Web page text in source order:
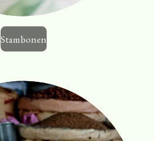
Stambonen